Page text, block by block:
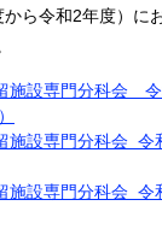
ら令和2年度）に
施設専門分科会
施設専門分科会 令
施設専門分科会 令